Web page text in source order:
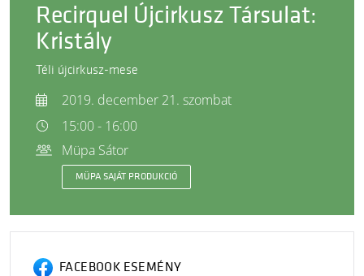
Recirquel Újcirkusz Társulat:
Kristály
Téli újcirkusz-mese
2019. december 21. szombat
15:00 - 16:00
Müpa Sátor
MÜPA SAJÁT PRODUKCIÓ
FACEBOOK ESEMÉNY